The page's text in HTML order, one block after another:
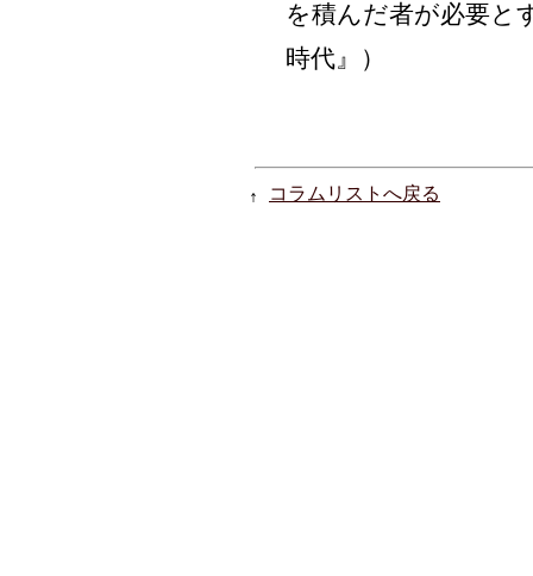
を積んだ者が必要と
時代』）
コラムリストへ戻る